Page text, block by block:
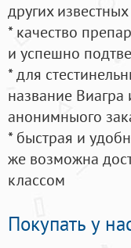
других
* качество
и успешно
* для
название Виагра
анонимныого
* быстрая и
же возможна
классом
Покупать у